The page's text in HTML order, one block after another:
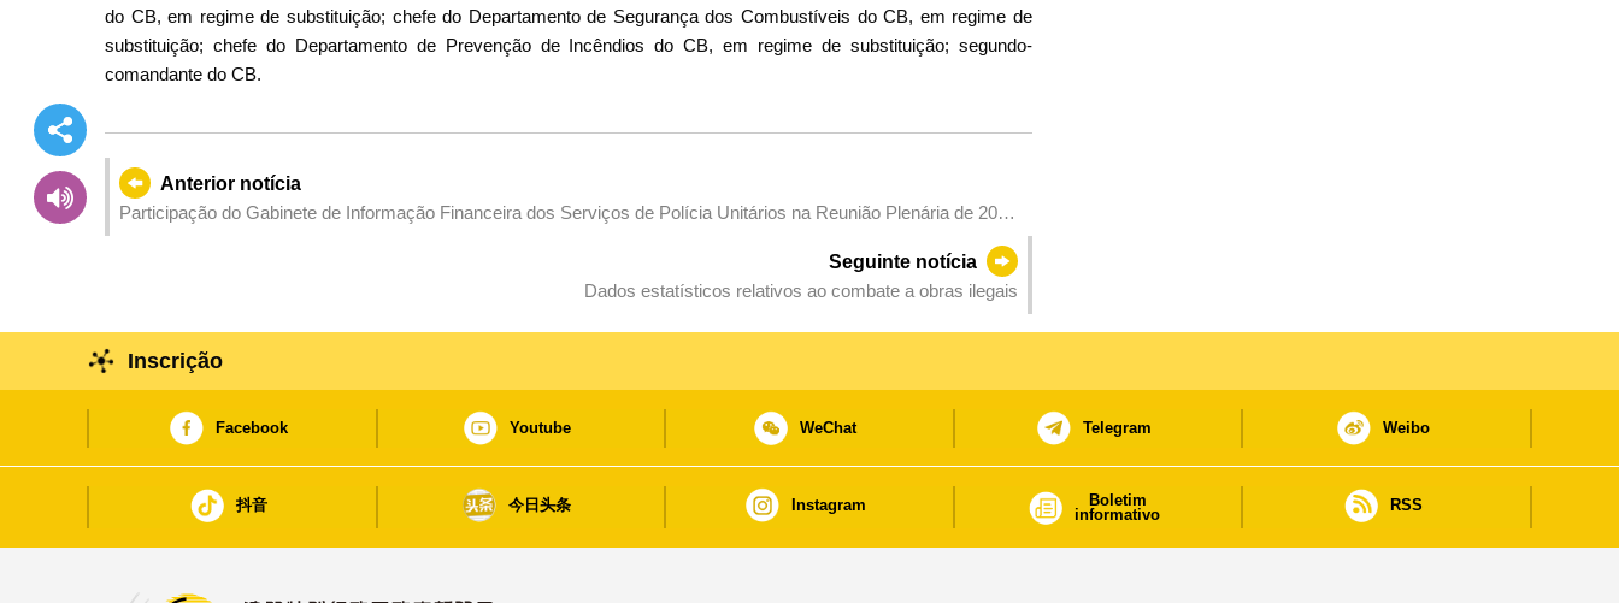
do CB, em regime de substituição; chefe do Departamento de Segurança dos Combustíveis do CB, em regime de
substituição; chefe do Departamento de Prevenção de Incêndios do CB, em regime de substituição; segundo-
comandante do CB.
Anterior notícia
Participação do Gabinete de Informação Financeira dos Serviços de Polícia Unitários na Reunião Plenária de 2025
Seguinte notícia
Dados estatísticos relativos ao combate a obras ilegais
Inscrição
Facebook Youtube WeChat Telegram Weibo
抖音 今日头条 Instagram
Boletim
informativo
RSS